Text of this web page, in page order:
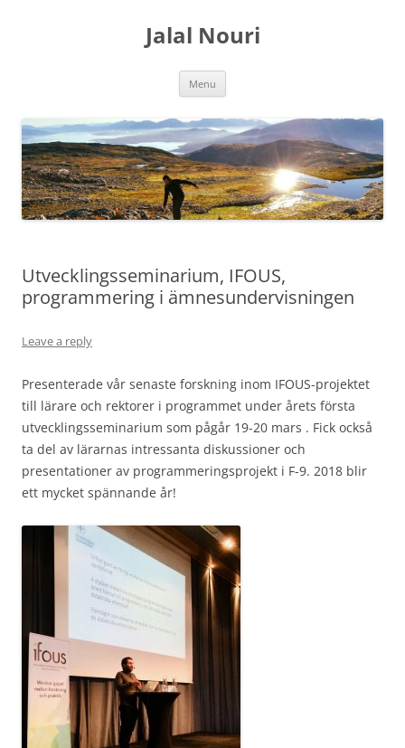
Jalal Nouri
Menu
Utvecklingsseminarium, IFOUS,
programmering i ämnesundervisningen
Leave a reply
Presenterade vår senaste forskning inom IFOUS-projektet
till lärare och rektorer i programmet under årets första
utvecklingsseminarium som pågår 19-20 mars . Fick också
ta del av lärarnas intressanta diskussioner och
presentationer av programmeringsprojekt i F-9. 2018 blir
ett mycket spännande år!